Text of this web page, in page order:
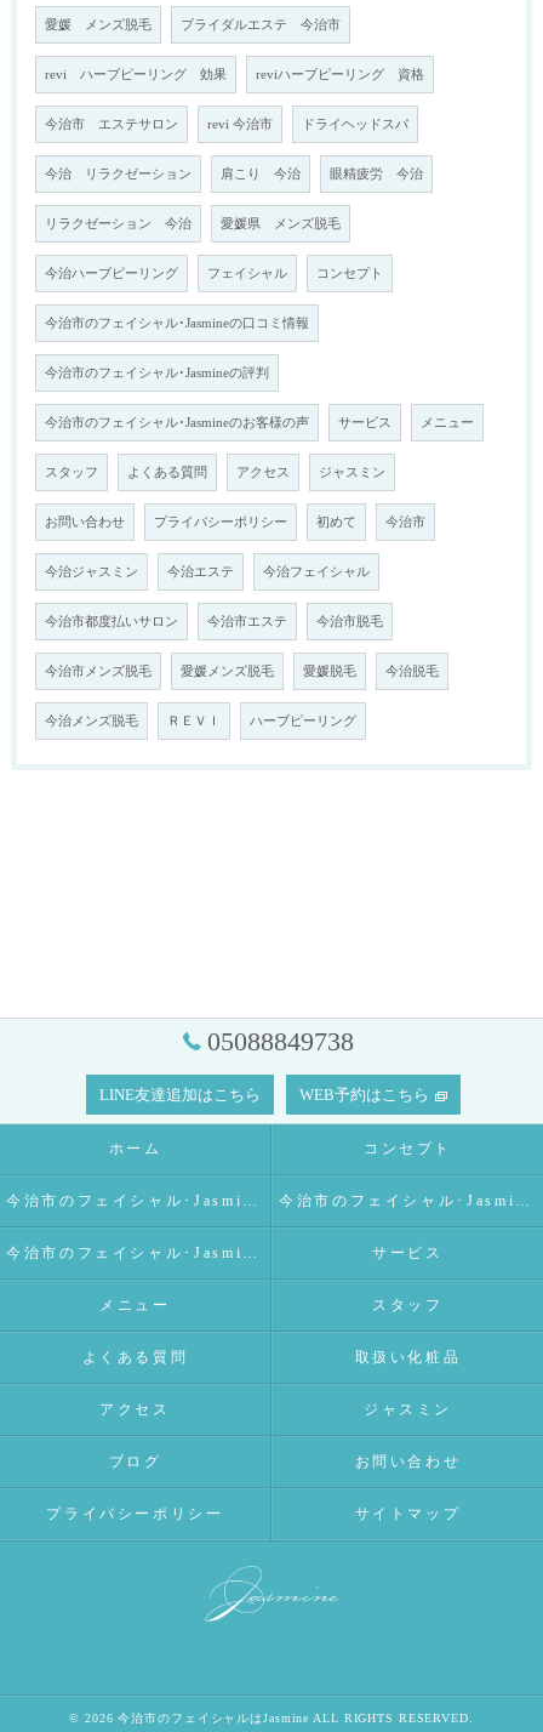
愛媛 メンズ脱毛 ブライダルエステ 今治市
revi ハーブピーリング 効果 reviハーブピーリング 資格
今治市 エステサロン revi 今治市 ドライヘッドスパ
今治 リラクゼーション 肩こり 今治 眼精疲労 今治
リラクゼーション 今治 愛媛県 メンズ脱毛
今治ハーブピーリング フェイシャル コンセプト
今治市のフェイシャル･Jasmineの口コミ情報
今治市のフェイシャル･Jasmineの評判
今治市のフェイシャル･Jasmineのお客様の声 サービス メニュー
スタッフ よくある質問 アクセス ジャスミン
お問い合わせ プライバシーポリシー 初めて 今治市
今治ジャスミン 今治エステ 今治フェイシャル
今治市都度払いサロン 今治市エステ 今治市脱毛
今治市メンズ脱毛 愛媛メンズ脱毛 愛媛脱毛 今治脱毛
今治メンズ脱毛 ＲＥＶＩ ハーブピーリング
05088849738
LINE友達追加はこちら WEB予約はこちら
ホーム コンセプト
今治市のフェイシャル･Jasmineの口コミ情報 今治市のフェイシャル･Jasmineの評判
今治市のフェイシャル･Jasmineのお客様の声 サービス
メニュー スタッフ
よくある質問 取扱い化粧品
アクセス ジャスミン
ブログ お問い合わせ
プライバシーポリシー サイトマップ
© 2026 今治市のフェイシャルはJasmine ALL RIGHTS RESERVED.